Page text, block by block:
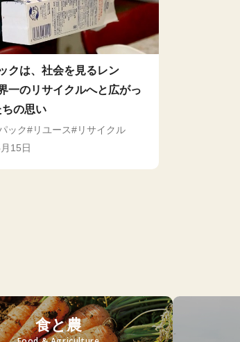
クは、社会を見るレン
一のリサイクルへと広がっ
の思い
ック リユース
リサイクル
15日
食と農